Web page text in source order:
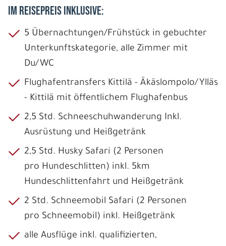
IM REISEPREIS INKLUSIVE:
5 Übernachtungen/Frühstück in gebuchter
Unterkunftskategorie, alle Zimmer mit
Du/WC
Flughafentransfers Kittilä - Äkäslompolo/Ylläs
- Kittilä mit öffentlichem Flughafenbus
2,5 Std. Schneeschuhwanderung Inkl.
Ausrüstung und Heißgetränk
2,5 Std. Husky Safari (2 Personen
pro Hundeschlitten) inkl. 5km
Hundeschlittenfahrt und Heißgetränk
2 Std. Schneemobil Safari (2 Personen
pro Schneemobil) inkl. Heißgetränk
alle Ausflüge inkl. qualifizierten,